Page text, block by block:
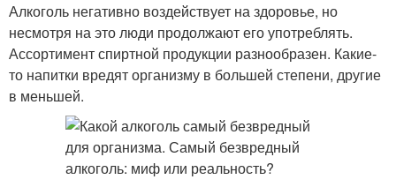
Алкоголь негативно воздействует на здоровье, но
несмотря на это люди продолжают его употреблять.
Ассортимент спиртной продукции разнообразен. Какие-
то напитки вредят организму в большей степени, другие
в меньшей.